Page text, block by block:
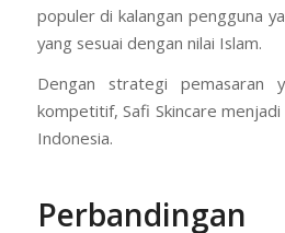
populer di kalangan pengguna
yang sesuai dengan nilai Islam.
Dengan strategi pemasaran
kompetitif, Safi Skincare
Indonesia.